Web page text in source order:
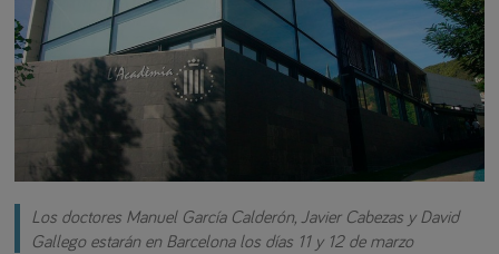
Los doctores Manuel García Calderón, Javier Cabezas y David
Gallego estarán en Barcelona los días 11 y 12 de marzo